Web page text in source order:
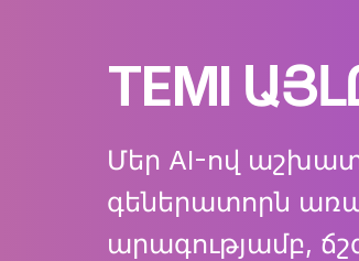
Աուդիո
TEMI
Մեր AI-ով
գեներատորն
արագությամբ,